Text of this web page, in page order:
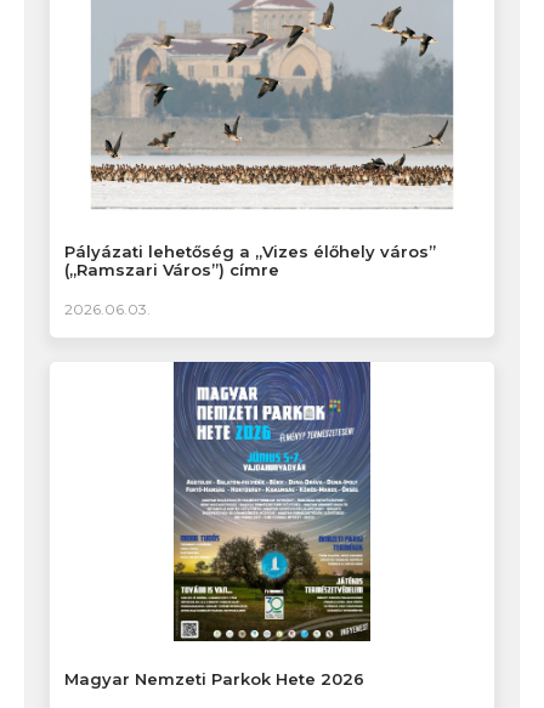
Pályázati lehetőség a „Vizes élőhely város”
(„Ramszari Város”) címre
2026.06.03.
Magyar Nemzeti Parkok Hete 2026